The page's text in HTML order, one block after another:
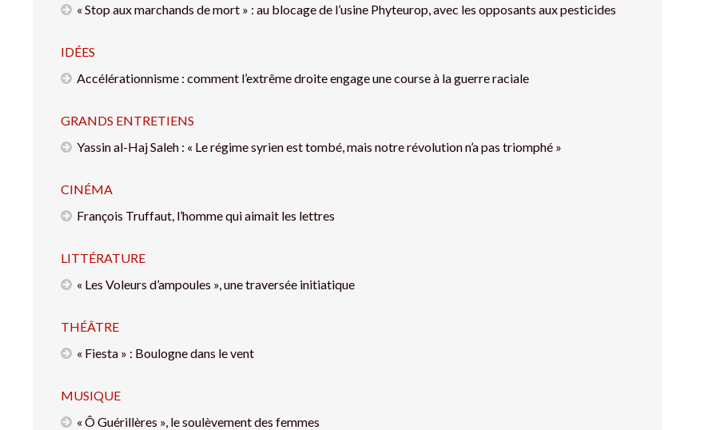
« Stop aux marchands de mort » : au blocage de l’usine Phyteurop, avec les opposants aux pesticides
IDÉES
Accélérationnisme : comment l’extrême droite engage une course à la guerre raciale
GRANDS ENTRETIENS
Yassin al-Haj Saleh : « Le régime syrien est tombé, mais notre révolution n’a pas triomphé »
CINÉMA
François Truffaut, l’homme qui aimait les lettres
LITTÉRATURE
« Les Voleurs d’ampoules », une traversée initiatique
THÉÂTRE
« Fiesta » : Boulogne dans le vent
MUSIQUE
« Ô Guérillères », le soulèvement des femmes